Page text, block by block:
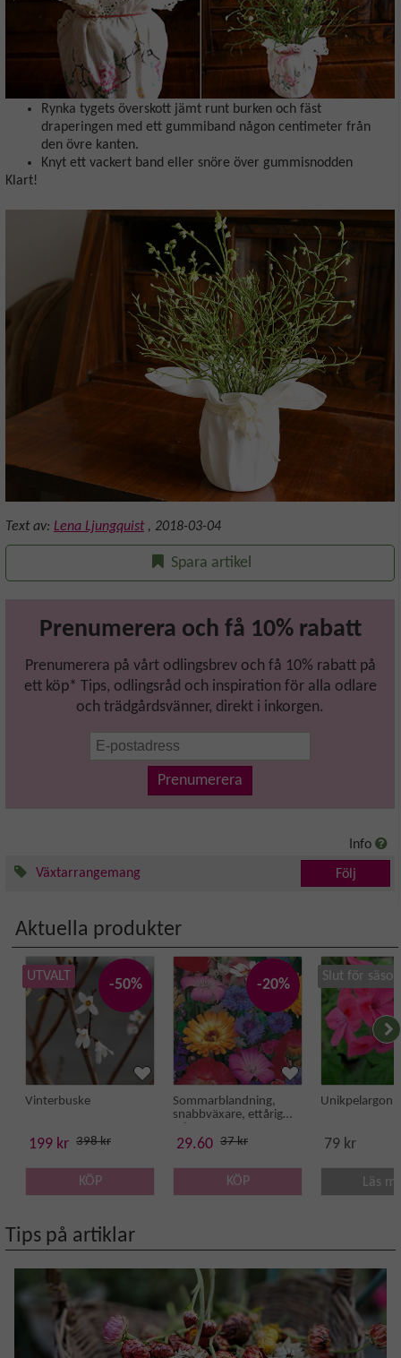
Rynka tygets överskott jämt runt burken och fäst
draperingen med ett gummiband någon centimeter från
den övre kanten.
Knyt ett vackert band eller snöre över gummisnodden
Klart!
Text av: Lena Ljungquist , 2018-03-04
Spara artikel
Prenumerera och få 10% rabatt
Prenumerera på vårt odlingsbrev och få 10% rabatt på
ett köp* Tips, odlingsråd och inspiration för alla odlare
och trädgårdsvänner, direkt i inkorgen.
Prenumerera
Info
Växtarrangemang
Följ
Aktuella produkter
-50%
UTVALT
Vinterbuske
199 kr 398 kr
KÖP
-20%
Sommarblandning,
snabbväxare, ettårig
29.60 37 kr
KÖP
Slut för
Unikpelargon
79 kr
Läs
Tips på artiklar